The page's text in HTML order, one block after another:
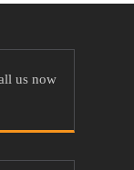
us now